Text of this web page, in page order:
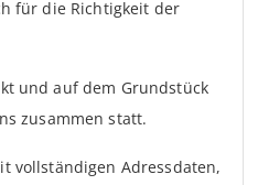
für die Richtigkeit der
und auf dem Grundstück
zusammen statt.
vollständigen Adressdaten,